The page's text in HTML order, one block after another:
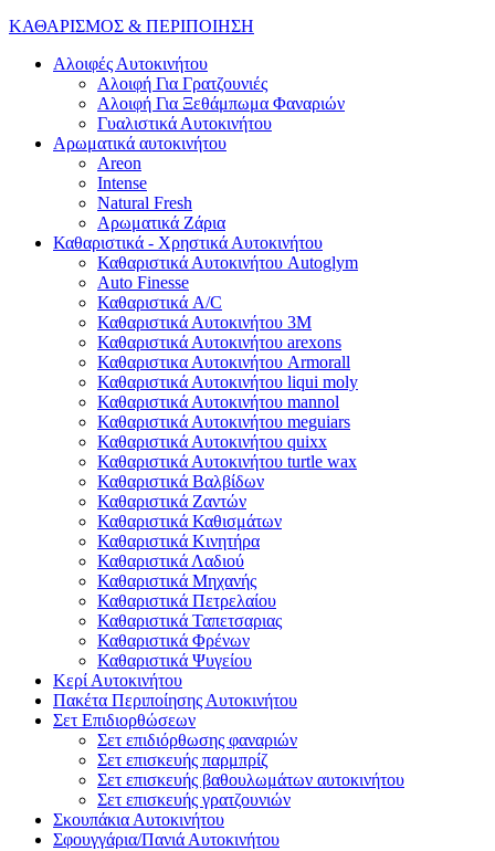
ΚΑΘΑΡΙΣΜΟΣ & ΠΕΡΙΠΟΙΗΣΗ
Αλοιφές Αυτοκινήτου
Αλοιφή Για Γρατζουνιές
Αλοιφή Για Ξεθάμπωμα Φαναριών
Γυαλιστικά Αυτοκινήτου
Αρωματικά αυτοκινήτου
Areon
Intense
Natural Fresh
Αρωματικά Ζάρια
Καθαριστικά - Χρηστικά Αυτοκινήτου
Καθαριστικά Αυτοκινήτου Autoglym
Auto Finesse
Καθαριστικά A/C
Καθαριστικά Αυτοκινήτου 3Μ
Καθαριστικά Αυτοκινήτου arexons
Καθαριστικα Αυτοκινήτου Armorall
Καθαριστικά Αυτοκινήτου liqui moly
Καθαριστικά Αυτοκινήτου mannol
Καθαριστικά Αυτοκινήτου meguiars
Καθαριστικά Αυτοκινήτου quixx
Καθαριστικά Αυτοκινήτου turtle wax
Καθαριστικά Βαλβίδων
Καθαριστικά Ζαντών
Καθαριστικά Καθισμάτων
Καθαριστικά Κινητήρα
Καθαριστικά Λαδιού
Καθαριστικά Μηχανής
Καθαριστικά Πετρελαίου
Καθαριστικά Ταπετσαριας
Καθαριστικά Φρένων
Καθαριστικά Ψυγείου
Κερί Αυτοκινήτου
Πακέτα Περιποίησης Αυτοκινήτου
Σετ Επιδιορθώσεων
Σετ επιδιόρθωσης φαναριών
Σετ επισκευής παρμπρίζ
Σετ επισκευής βαθουλωμάτων αυτοκινήτου
Σετ επισκευής γρατζουνιών
Σκουπάκια Αυτοκινήτου
Σφουγγάρια/Πανιά Αυτοκινήτου